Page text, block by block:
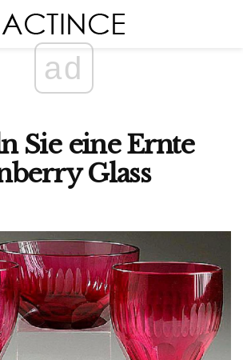
ad
Sie eine Ernte
Glass